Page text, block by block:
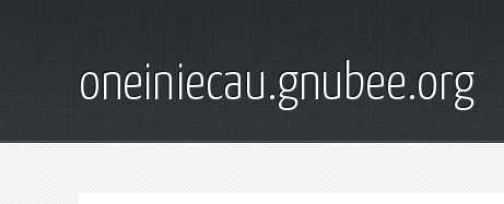
oneiniecau.gnubee.org